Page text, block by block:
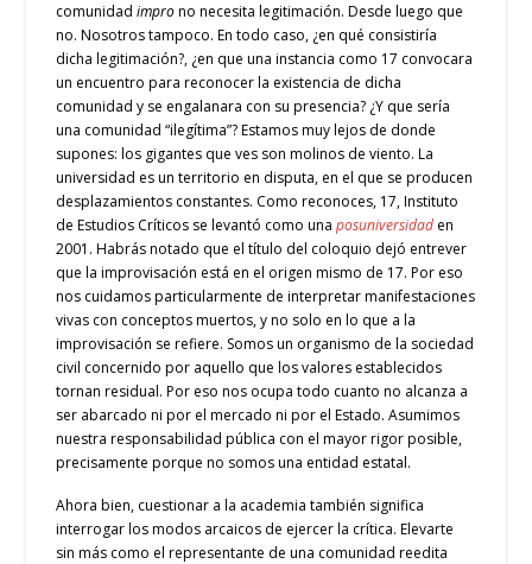
comunidadimprono necesita legitimación. Desde luego que
no. Nosotros tampoco. En todo caso, ¿en qué consistiría
dicha legitimación?, ¿en que una instancia como 17 convocara
un encuentro para reconocer la existencia de dicha
comunidad y se engalanara con su presencia? ¿Y que sería
una comunidad “ilegítima”? Estamos muy lejos de donde
supones: los gigantes que ves son molinos de viento. La
universidad es un territorio en disputa, en el que se producen
desplazamientos constantes. Como reconoces, 17, Instituto
de Estudios Críticos se levantó como unaposuniversidad en
2001. Habrás notado que el título del coloquio dejó entrever
que la improvisación está en el origen mismo de 17. Por eso
nos cuidamos particularmente de interpretar manifestaciones
vivas con conceptos muertos, y no solo en lo que a la
improvisación se refiere. Somos un organismo de la sociedad
civil concernido por aquello que los valores establecidos
tornan residual. Por eso nos ocupa todo cuanto no alcanza a
ser abarcado ni por el mercado ni por el Estado. Asumimos
nuestra responsabilidad pública con el mayor rigor posible,
precisamente porque no somos una entidad estatal.
Ahora bien, cuestionar a la academia también significa
interrogar los modos arcaicos de ejercer la crítica. Elevarte
sin más como el representante de una comunidad reedita